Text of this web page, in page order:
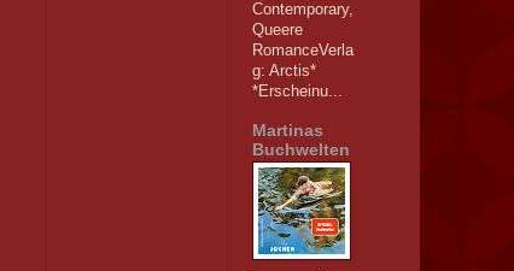
Contemporary,
Queere
RomanceVerla
g: Arctis*
*Erscheinu...
Martinas
Buchwelten